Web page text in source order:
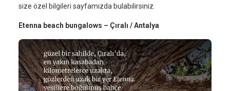
size özel bilgileri sayfamızda bulabilirsiniz.
Etenna beach bungalows – Çıralı / Antalya